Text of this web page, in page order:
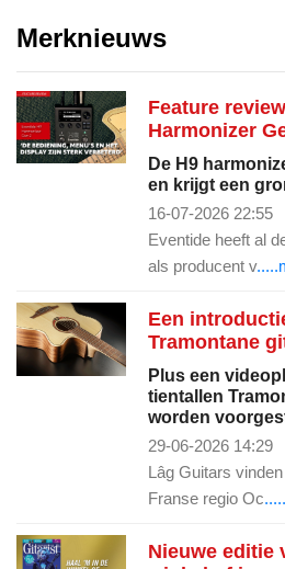
Merknieuws
Feature
Harmonizer
De H9
en krijgt een
16-07-2026 22:55
Eventide heeft al
als producent v
Een
Tramontane
Plus een
tientallen
worden
29-06-2026 14:29
Lâg Guitars
Franse regio Oc
Nieuwe editie